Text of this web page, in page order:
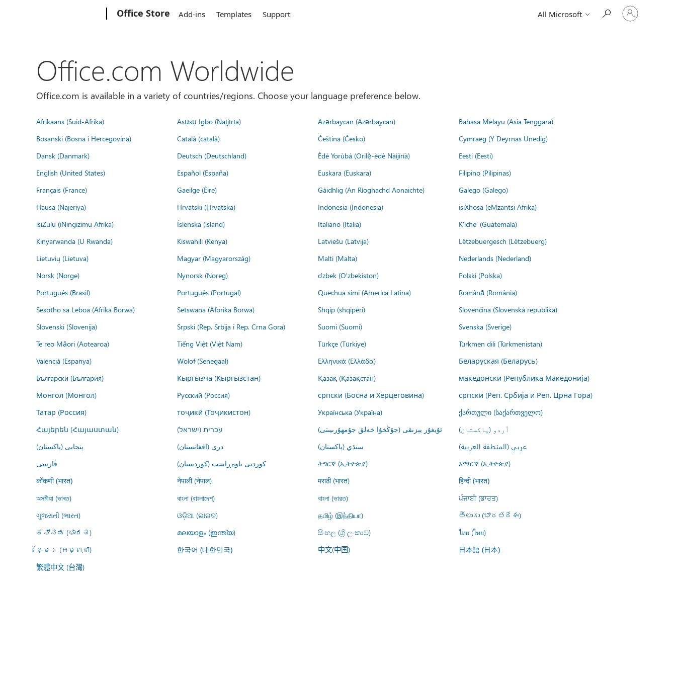
Office Store Add-ins Templates Support All Microsoft
Sign
in
Office.com Worldwide
Office.com is available in a variety of countries/regions. Choose your language preference below.
Afrikaans (Suid-Afrika) Asụsụ Igbo (Naịjịrịa) Azərbaycan (Azərbaycan)
Bahasa Melayu (Asia Tenggara)
Bosanski (Bosna i Hercegovina)
Català (català) Čeština (Česko)
Cymraeg (Y Deyrnas Unedig)
Dansk (Danmark)
Deutsch (Deutschland) Èdè Yorùbá (Orilẹ̀-èdè Nàìjíríà)
Eesti (Eesti)
English (United States)
Español (España) Euskara (Euskara)
Filipino (Pilipinas)
Français (France)
Gaeilge (Éire) Gàidhlig (An Rìoghachd Aonaichte)
Galego (Galego)
Hausa (Najeriya)
Hrvatski (Hrvatska) Indonesia (Indonesia)
isiXhosa (eMzantsi Afrika)
isiZulu (iNingizimu Afrika)
Íslenska (ísland) Italiano (Italia)
K'iche' (Guatemala)
Kinyarwanda (U Rwanda)
Kiswahili (Kenya) Latviešu (Latvija)
Lëtzebuergesch (Lëtzebuerg)
Lietuvių (Lietuva)
Magyar (Magyarország) Malti (Malta)
Nederlands (Nederland)
Norsk (Norge)
Nynorsk (Noreg) o'zbek (O'zbekiston)
Polski (Polska)
Português (Brasil)
Português (Portugal) Quechua simi (America Latina)
Română (România)
Sesotho sa Leboa (Afrika Borwa)
Setswana (Aforika Borwa) Shqip (shqipëri)
Slovenčina (Slovenská republika)
Slovenski (Slovenija)
Srpski (Rep. Srbija i Rep. Crna Gora) Suomi (Suomi)
Svenska (Sverige)
Te reo Māori (Aotearoa)
Tiếng Việt (Việt Nam) Türkçe (Türkiye)
Türkmen dili (Türkmenistan)
Valencià (Espanya)
Wolof (Senegaal) Ελληνικά (Ελλάδα)
Беларуская (Беларусь)
Български (България)
Кыргызча (Кыргызстан) Қазақ (Қазақстан)
македонски (Република Македонија)
Монгол (Монгол)
Русский (Россия) српски (Босна и Херцеговина)
српски (Реп. Србија и Реп. Црна Гора)
Татар (Россия)
тоҷикӣ (Тоҷикистон) Українська (Україна)
ქართული (საქართველო)
Հայերեն (Հայաստան)
עברית (ישראל) ئۇيغۇر يېزىقى (جۇڭخۇا خەلق جۇمھۇرىيىتى)
اُردو (پاکستان)
پنجابی (پاکستان)
درى (افغانستان) سنڌي (پاکستان)
عربي (المنطقة العربية)
فارسى
کوردیی ناوەڕاست (کوردستان) ትግርኛ (ኢትዮጵያ) አማርኛ (ኢትዮጵያ)
कोंकणी (भारत) नेपाली (नेपाल) मराठी (भारत) हिन्दी (भारत)
অসমীয়া (ভাৰত) বাংলা (বাংলাদেশ) বাংলা (ভারত)
ਪੰਜਾਬੀ (ਭਾਰਤ)
ગુજરાતી (ભારત)
ଓଡ଼ିଆ (ଭାରତ) தமிழ் (இந்தியா)
తెలుగు (భారతదేశం)
ಕನ್ನಡ (ಭಾರತ)
മലയാളം (ഇന്ത്യ) සිංහල (ශ්‍රී ලංකාව)
ไทย (ไทย)
ខ្មែរ (កម្ពុជា)
한국어 (대한민국) 中文(中国) 日本語 (日本)
繁體中文 (台灣)